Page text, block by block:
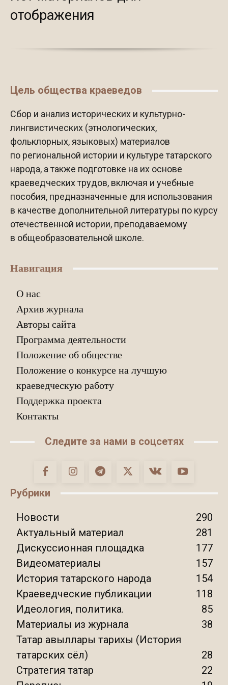
отображения
Цель общества краеведов
Сбор и анализ исторических и культурно-
лингвистических (этнологических,
фольклорных, языковых) материалов
по региональной истории и культуре татарского
народа, а также подготовке на их основе
краеведческих трудов, включая и учебные
пособия, предназначенные для использования
в качестве дополнительной литературы по курсу
отечественной истории, преподаваемому
в общеобразовательной школе.
Навигация
О нас
Архив журнала
Авторы сайта
Программа деятельности
Положение об обществе
Положение о конкурсе на лучшую
краеведческую работу
Поддержка проекта
Контакты
Следите за нами в соцсетях
Рубрики
Новости
290
Актуальный материал
281
Дискуссионная площадка
177
Видеоматериалы
157
История татарского народа
154
Краеведческие публикации
118
Идеология, политика.
85
Материалы из журнала
38
Татар авыллары тарихы (История
татарских сёл)
28
Стратегия татар
22